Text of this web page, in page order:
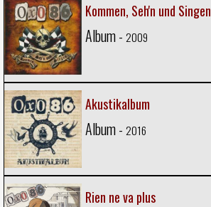
Kommen, Seh'n und Singen
Album - 2009
Akustikalbum
Album - 2016
Rien ne va plus